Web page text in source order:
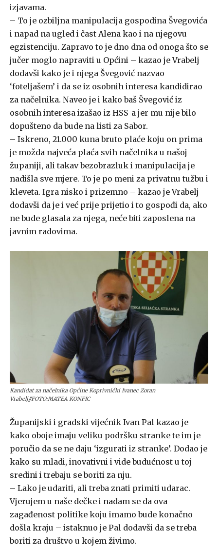
izjavama.
– To je ozbiljna manipulacija gospodina Švegovića
i napad na ugled i čast Alena kao i na njegovu
egzistenciju. Zapravo to je dno dna od onoga što se
jučer moglo napraviti u Općini – kazao je Vrabelj
dodavši kako je i njega Švegović nazvao
‘foteljašem’ i da se iz osobnih interesa kandidirao
za načelnika. Naveo je i kako baš Švegović iz
osobnih interesa izašao iz HSS-a jer mu nije bilo
dopušteno da bude na listi za Sabor.
– Iskreno, 21.000 kuna bruto plaće koju on prima
je možda najveća plaća svih načelnika u našoj
županiji, ali takav bezobrazluk i manipulacija je
nadišla sve mjere. To je po meni za privatnu tužbu i
kleveta. Igra nisko i prizemno – kazao je Vrabelj
dodavši da je i već prije prijetio i to gospođi da, ako
ne bude glasala za njega, neće biti zaposlena na
javnim radovima.
Kandidat za načelnika Općine Koprivnički Ivanec Zoran
Vrabelj//FOTO:MATEA KONFIC
Županijski i gradski vijećnik Ivan Pal kazao je
kako oboje imaju veliku podršku stranke te im je
poručio da se ne daju ‘izgurati iz stranke’. Dodao je
kako su mladi, inovativni i vide budućnost u toj
sredini i trebaju se boriti za nju.
– Lako je udariti, ali treba znati primiti udarac.
Vjerujem u naše dečke i nadam se da ova
zagađenost politike koju imamo bude konačno
došla kraju – istaknuo je Pal dodavši da se treba
boriti za društvo u kojem živimo.